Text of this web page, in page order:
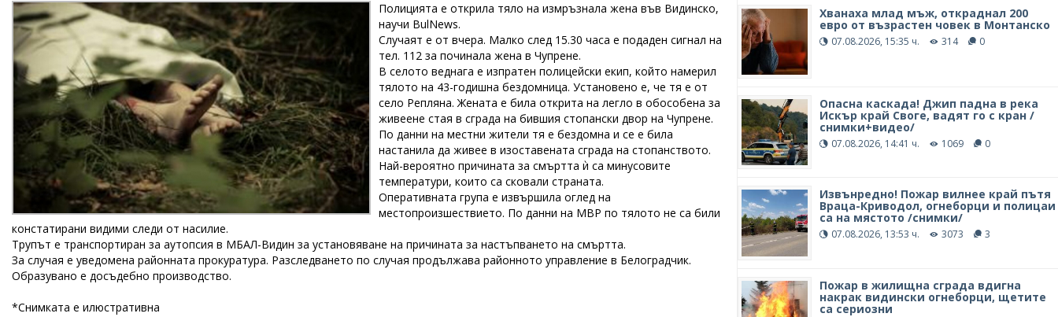
Полицията е открила тяло на измръзнала жена във Видинско,
научи BulNews.
Случаят е от вчера. Малко след 15.30 часа е подаден сигнал на
тел. 112 за починала жена в Чупрене.
В селото веднага е изпратен полицейски екип, който намерил
тялото на 43-годишна бездомница. Установено е, че тя е от
село Репляна. Жената е била открита на легло в обособена за
живеене стая в сграда на бившия стопански двор на Чупрене.
По данни на местни жители тя е бездомна и се е била
настанила да живее в изоставената сграда на стопанството.
Най-вероятно причината за смъртта ѝ са минусовите
температури, които са сковали страната.
Оперативната група е извършила оглед на
местопроизшествието. По данни на МВР по тялото не са били
констатирани видими следи от насилие.
Трупът е транспортиран за аутопсия в МБАЛ-Видин за установяване на причината за настъпването на смъртта.
За случая е уведомена районната прокуратура. Разследването по случая продължава районното управление в Белоградчик.
Образувано е досъдебно производство.
*Снимката е илюстративна
Хванаха млад мъж, откраднал 200
евро от възрастен човек в Монтанско
07.08.2026, 15:35 ч. 314 0
Опасна каскада! Джип падна в река
Искър край Своге, вадят го с кран /
снимки+видео/
07.08.2026, 14:41 ч. 1069 0
Извънредно! Пожар вилнее край пътя
Враца-Криводол, огнеборци и полицаи
са на мястото /снимки/
07.08.2026, 13:53 ч. 3073 3
Пожар в жилищна сграда вдигна
накрак видински огнеборци, щетите
са сериозни